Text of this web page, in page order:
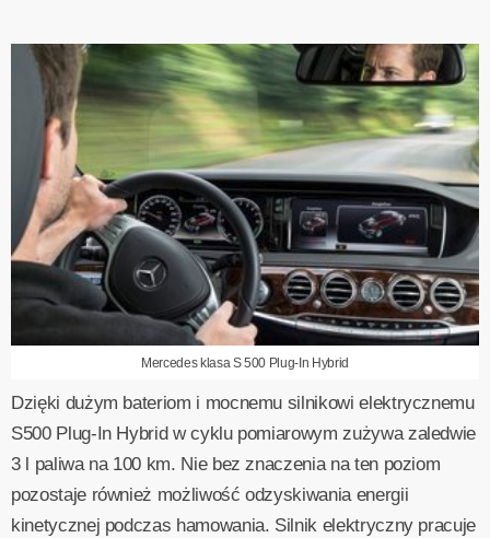
Mercedes klasa S 500 Plug-In Hybrid
Dzięki dużym bateriom i mocnemu silnikowi elektrycznemu
S500 Plug-In Hybrid w cyklu pomiarowym zużywa zaledwie
3 l paliwa na 100 km. Nie bez znaczenia na ten poziom
pozostaje również możliwość odzyskiwania energii
kinetycznej podczas hamowania. Silnik elektryczny pracuje